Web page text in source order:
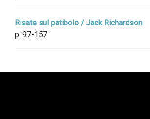
Risate sul patibolo / Jack Richardson
p. 97-157